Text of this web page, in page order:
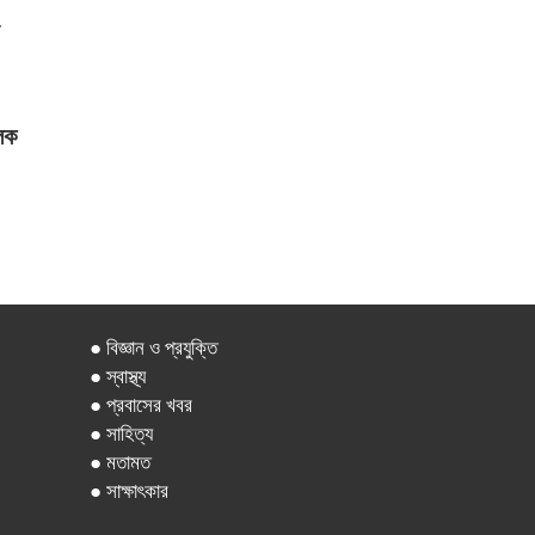
● বিজ্ঞান ও প্রযুক্তি
● স্বাস্থ্য
● প্রবাসের খবর
● সাহিত্য
● মতামত
● সাক্ষাৎকার